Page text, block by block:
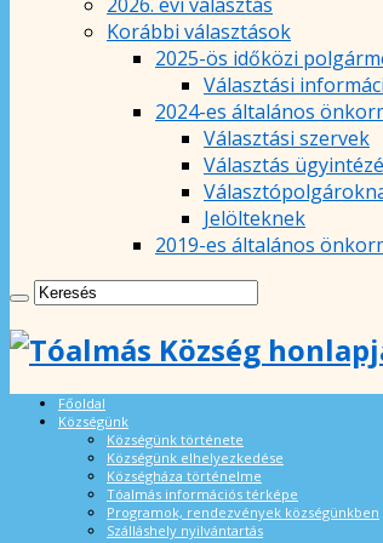
Korábbi választások
2025-ös időközi
Választási
2024-es általános
Választási szervek
Választás
Jelölteknek
2019-es általános
Főoldal
Községünk
Községünk története
Községünk elhelyezkedése
Községháza történelme
Tóalmás információs térképe
Programok, rendezvények községünkben
Szálláshely nyilvántartás